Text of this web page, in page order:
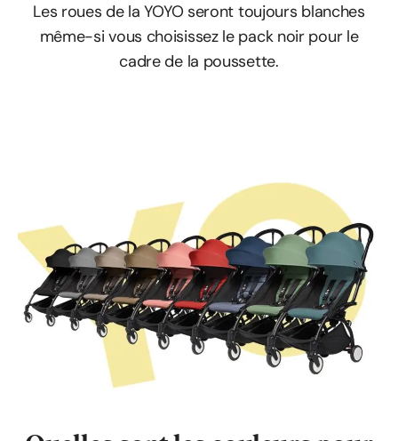
Les roues de la YOYO seront toujours blanches
même-si vous choisissez le pack noir pour le
cadre de la poussette.